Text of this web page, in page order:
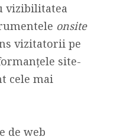
vizibilitatea
onsite
vizitatorii pe
site-
cele mai
de web